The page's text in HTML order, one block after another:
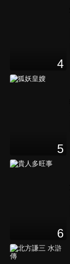
4
5
6